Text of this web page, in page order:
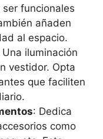
funcionales
añaden
al espacio.
Una iluminación
vestidor. Opta
que faciliten
: Dedica
como